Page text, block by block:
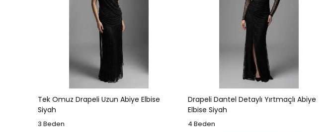
Tek Omuz Drapeli Uzun Abiye Elbise
Siyah
3 Beden
Drapeli Dantel Detaylı Yırtmaçlı Abiye
Elbise Siyah
4 Beden